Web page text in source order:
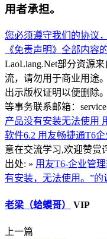
用者承担。
您必须遵守我们的协议
《免责声明》全部内容
LaoLiang.Net部分资源
流，请勿用于商业用途
出示版权证明以便删除
等事务联系邮箱：
产品没有安装无法使用
软件6.2 用友畅捷通T6
意在交流学习,欢迎赞赏
出处: » 用友T6-企业管
有安装，无法使用。”的
老梁（蛤蟆哥） VIP
上一篇